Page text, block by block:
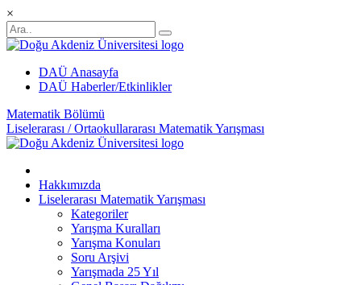
×
DAÜ Anasayfa
DAÜ Haberler/Etkinlikler
Matematik Bölümü
Liselerarası / Ortaokullararası Matematik Yarışması
Hakkımızda
Liselerarası Matematik Yarışması
Kategoriler
Yarışma Kuralları
Yarışma Konuları
Soru Arşivi
Yarışmada 25 Yıl